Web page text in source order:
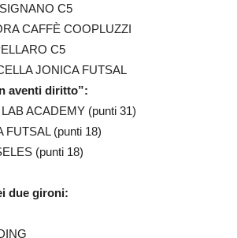
C5
CAFFÈ COOPLUZZI
C5
JONICA FUTSAL
aventi diritto”:
ACADEMY (punti 31)
FUTSAL (punti 18)
(punti 18)
due gironi: